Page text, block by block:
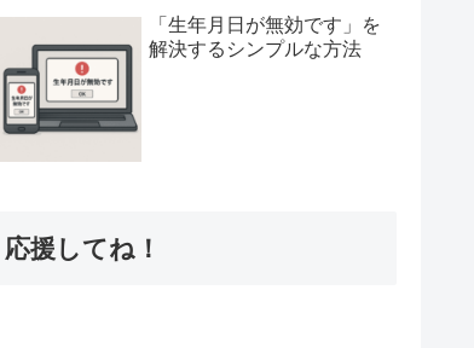
「生年月日が無効です」を
解決するシンプルな方法
応援してね！